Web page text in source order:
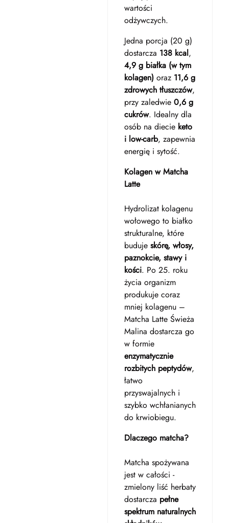
wartości
odżywczych.
Jedna porcja (20 g)
dostarcza 138 kcal,
4,9 g białka (w tym
kolagen)oraz 11,6 g
zdrowych tłuszczów,
przy zaledwie 0,6 g
cukrów. Idealny dla
osób na diecie keto
i low-carb, zapewnia
energię i sytość.
Kolagen w Matcha
Latte
Hydrolizat kolagenu
wołowego to białko
strukturalne, które
buduje skórę, włosy,
paznokcie, stawy i
kości. Po 25. roku
życia organizm
produkuje coraz
mniej kolagenu –
Matcha Latte Świeża
Malina dostarcza go
w formie
enzymatycznie
rozbitych peptydów,
łatwo
przyswajalnych i
szybko wchłanianych
do krwiobiegu.
Dlaczego matcha?
Matcha spożywana
jest w całości -
zmielony liść herbaty
dostarcza pełne
spektrum naturalnych